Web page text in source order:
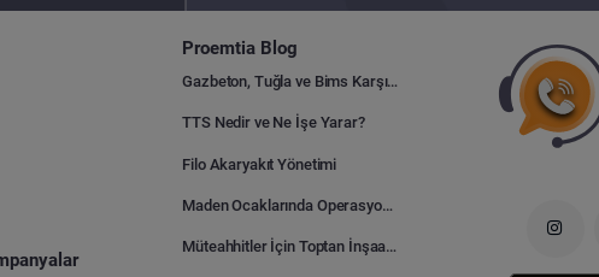
Proemtia Blog
Gazbeton, Tuğla ve Bims Karşılaştırması: Hangisi Daha Avantajlı?
TTS Nedir ve Ne İşe Yarar?
Filo Akaryakıt Yönetimi
Maden Ocaklarında Operasyonel Verimlilik Nasıl Arttırılır?
Müteahhitler İçin Toptan İnşaat Malzemesi Satın Alma Rehberi